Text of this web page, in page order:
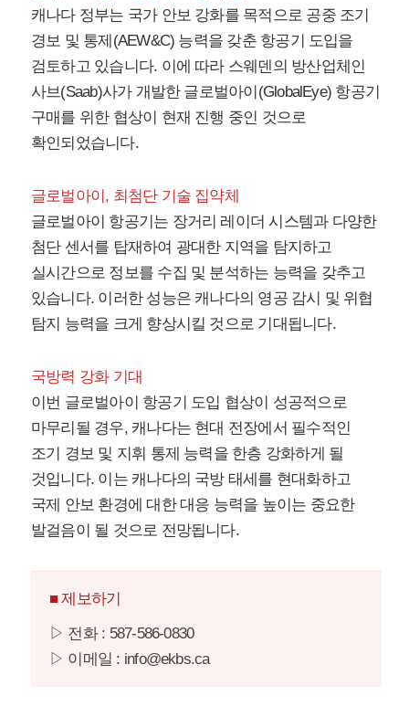
캐나다 정부는 국가 안보 강화를 목적으로 공중 조기
경보 및 통제(AEW&C) 능력을 갖춘 항공기 도입을
검토하고 있습니다. 이에 따라 스웨덴의 방산업체인
사브(Saab)사가 개발한 글로벌아이(GlobalEye) 항공기
구매를 위한 협상이 현재 진행 중인 것으로
확인되었습니다.
글로벌아이, 최첨단 기술 집약체
글로벌아이 항공기는 장거리 레이더 시스템과 다양한
첨단 센서를 탑재하여 광대한 지역을 탐지하고
실시간으로 정보를 수집 및 분석하는 능력을 갖추고
있습니다. 이러한 성능은 캐나다의 영공 감시 및 위협
탐지 능력을 크게 향상시킬 것으로 기대됩니다.
국방력 강화 기대
이번 글로벌아이 항공기 도입 협상이 성공적으로
마무리될 경우, 캐나다는 현대 전장에서 필수적인
조기 경보 및 지휘 통제 능력을 한층 강화하게 될
것입니다. 이는 캐나다의 국방 태세를 현대화하고
국제 안보 환경에 대한 대응 능력을 높이는 중요한
발걸음이 될 것으로 전망됩니다.
■ 제보하기
▷ 전화 : 587-586-0830
▷ 이메일 : info@ekbs.ca